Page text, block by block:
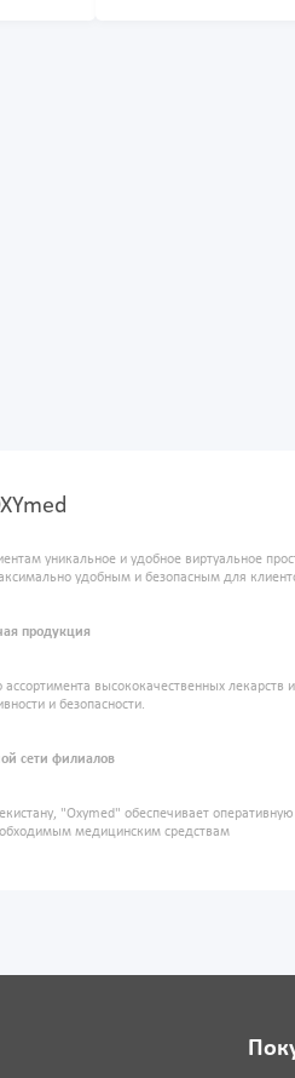
уникальное и удобное виртуальное
удобным и безопасным для
продукция
ассортимента высококачественных
и безопасности.
сети филиалов
"Oxymed" обеспечивает
медицинским средствам